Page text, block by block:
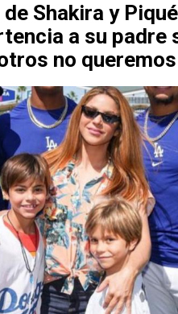
Shakira y
a su padre
no